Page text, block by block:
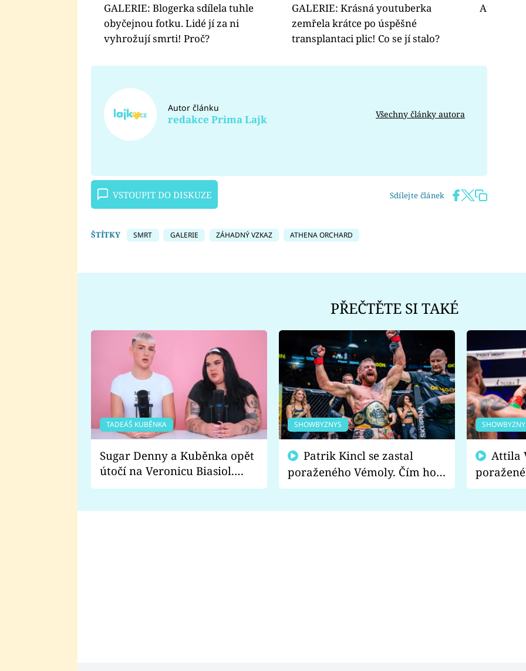
GALERIE: Blogerka sdílela tuhle
obyčejnou fotku. Lidé jí za ni
vyhrožují smrti! Proč?
GALERIE: Krásná youtuberka
zemřela krátce po úspěšné
transplantaci plic! Co se jí stalo?
Athena
Autor článku
redakce Prima Lajk Všechny články autora
VSTOUPIT DO DISKUZE Sdílejte článek
ŠTÍTKY SMRT GALERIE ZÁHADNÝ VZKAZ ATHENA ORCHARD
PŘEČTĚTE SI TAKÉ
TADEÁŠ KUBĚNKA
Sugar Denny a Kuběnka opět
útočí na Veronicu Biasiol.
Proč je podle nich falešná a
SHOWBYZNYS
poraženého Vémoly. Čím ho
fanoušci naštvali?
chce